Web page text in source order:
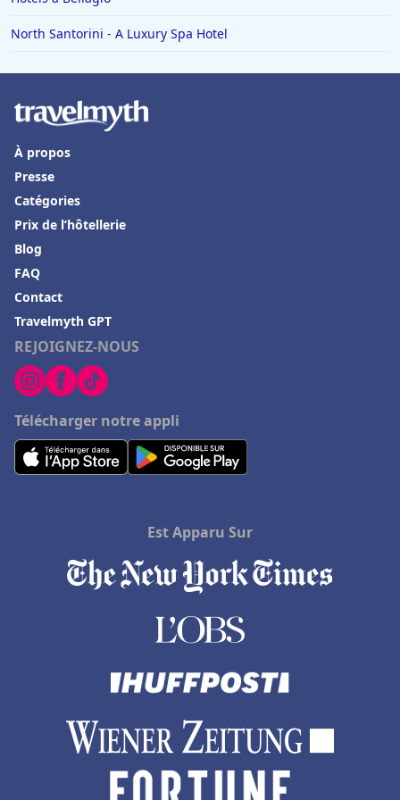
North Santorini - A Luxury Spa Hotel
REJOIGNEZ-NOUS
Télécharger notre appli
À propos
Presse
Catégories
Prix de l’hôtellerie
Blog
FAQ
Contact
Travelmyth GPT
Est Apparu Sur